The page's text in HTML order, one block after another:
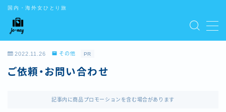
国内・海外女ひとり旅
デモプリセット記事 #5
デモプリセット記事 Part02
2022.11.26 その他 PR
ご依頼・お問い合わせ
記事内に商品プロモーションを含む場合があります